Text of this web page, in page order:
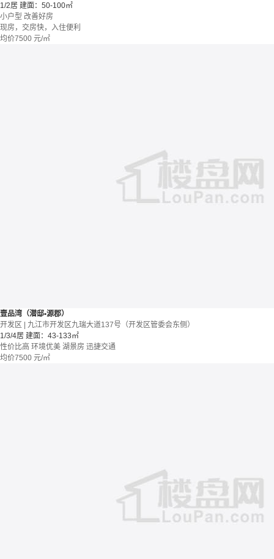
1/2居 建面：50-100㎡
小户型 改善好房
现房，交房快，入住便利
均价7500 元/㎡
壹品湾（潜邸•源郡）
开发区 | 九江市开发区九瑞大道137号（开发区管委会东侧）
1/3/4居 建面：43-133㎡
性价比高 环境优美 湖景房 迅捷交通
均价7500 元/㎡